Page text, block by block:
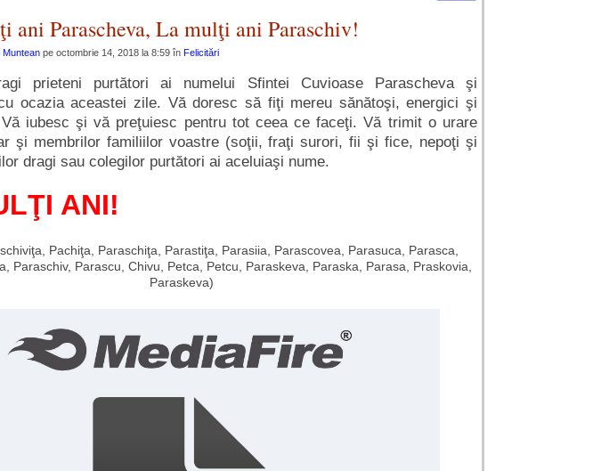
ani Parascheva, La mulţi ani Paraschiv!
Muntean pe octombrie 14, 2018 la 8:59 în Felicitări
prieteni purtători ai numelui Sfintei Cuvioase Parascheva şi
ocazia aceastei zile. Vă doresc să fiţi mereu sănătoşi, energici şi
iubesc şi vă preţuiesc pentru tot ceea ce faceţi. Vă trimit o urare
şi membrilor familiilor voastre (soţii, fraţi surori, fii şi fice, nepoţi şi
dragi sau colegilor purtători ai aceluiaşi nume.
ANI!
Pachiţa, Paraschiţa, Parastiţa, Parasiia, Parascovea, Parasuca, Parasca,
Paraschiv, Parascu, Chivu, Petca, Petcu, Paraskeva, Paraska, Parasa, Praskovia,
Paraskeva)